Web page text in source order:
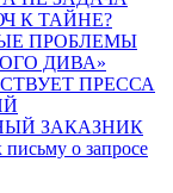
К ТАЙНЕ?
ПРОБЛЕМЫ
ДИВА»
ПРЕССА
ЗАКАЗНИК
о запросе